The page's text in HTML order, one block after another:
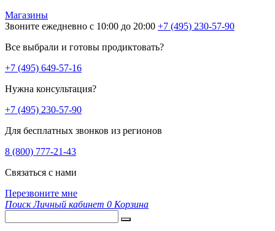
Магазины
Звоните ежедневно с 10:00 до 20:00 +7 (495) 230-57-90
Все выбрали и готовы продиктовать?
+7 (495) 649-57-16
Нужна консультация?
+7 (495) 230-57-90
Для бесплатных звонков из регионов
8 (800) 777-21-43
Связаться с нами
Перезвоните мне
Поиск Личный кабинет 0 Корзина